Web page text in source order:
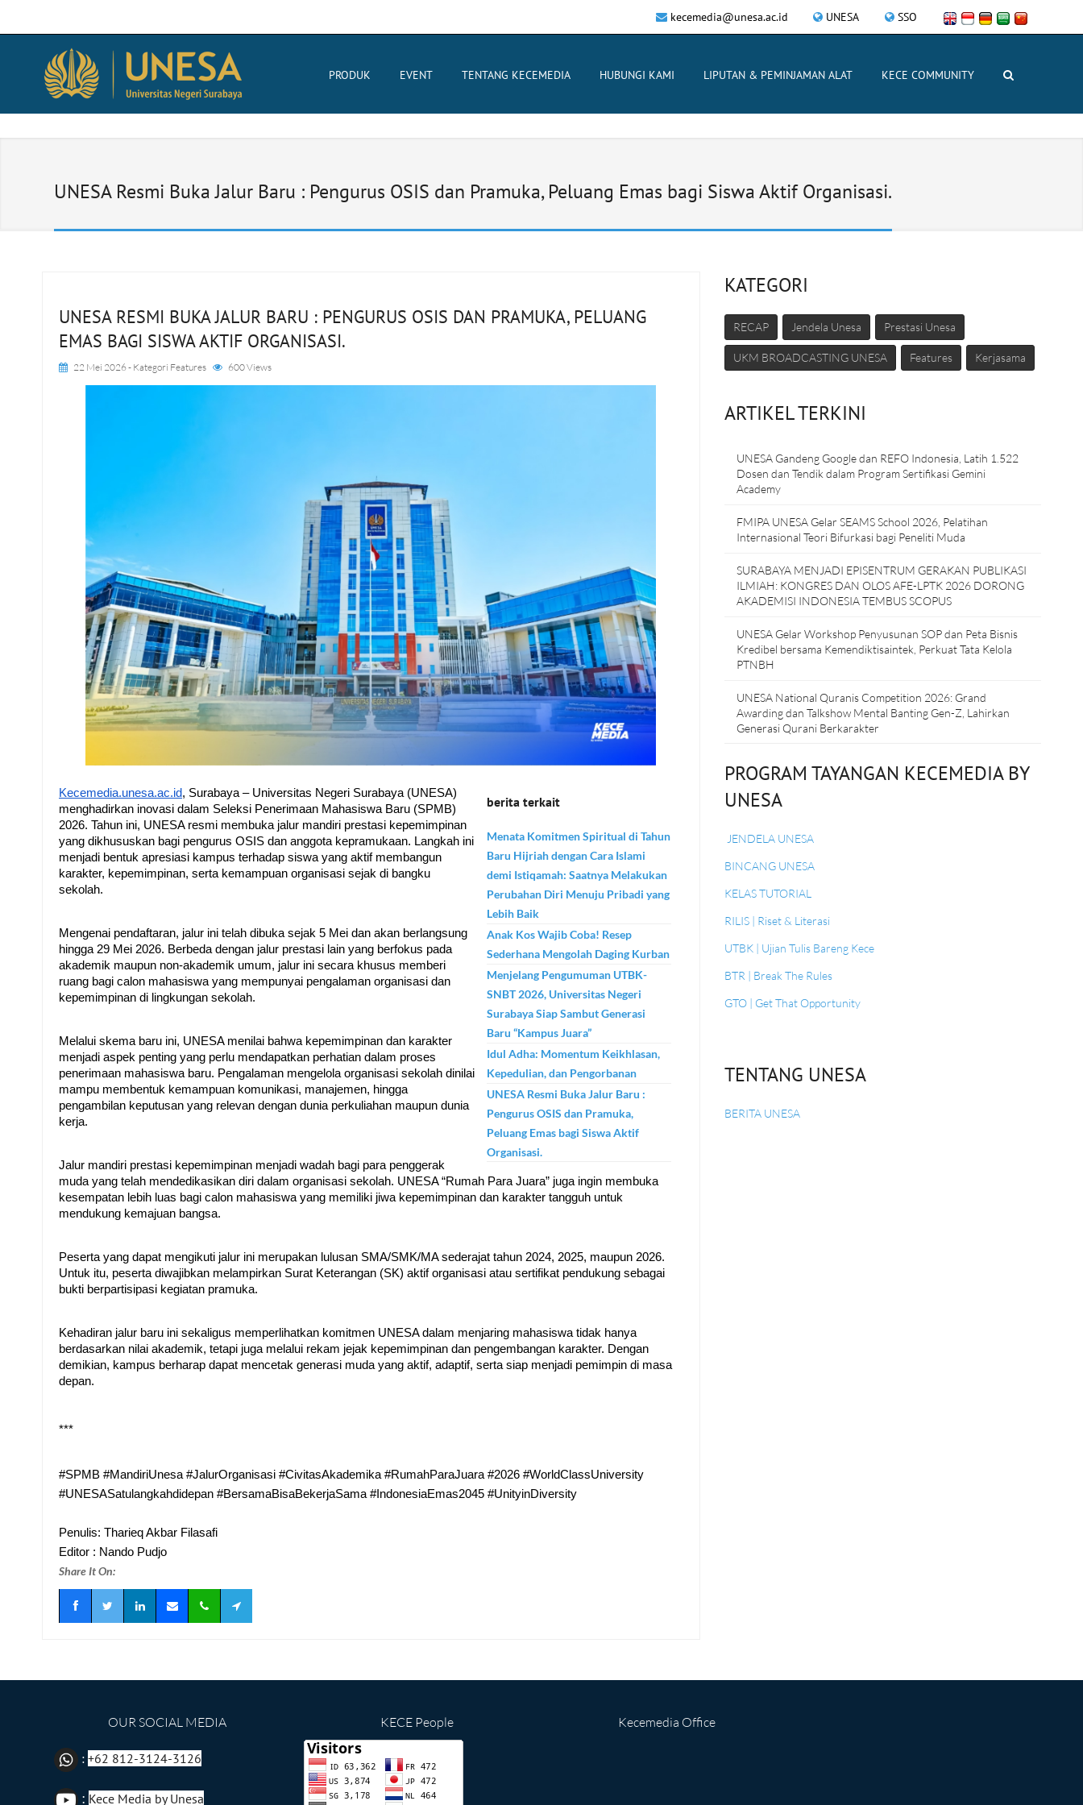
UNESA SSO
kecemedia@unesa.ac.id
PRODUK EVENT TENTANG KECEMEDIA HUBUNGI KAMI LIPUTAN & PEMINJAMAN ALAT KECE COMMUNITY
UNESA Resmi Buka Jalur Baru : Pengurus OSIS dan Pramuka, Peluang Emas bagi Siswa Aktif Organisasi.
UNESA RESMI BUKA JALUR BARU : PENGURUS OSIS DAN PRAMUKA, PELUANG
EMAS BAGI SISWA AKTIF ORGANISASI.
22 Mei 2026- Kategori Features 600 Views
berita terkait
Menata Komitmen Spiritual di Tahun
Baru Hijriah dengan Cara Islami
demi Istiqamah: Saatnya Melakukan
Perubahan Diri Menuju Pribadi yang
Lebih Baik
Anak Kos Wajib Coba! Resep
Sederhana Mengolah Daging Kurban
Menjelang Pengumuman UTBK-
SNBT 2026, Universitas Negeri
Surabaya Siap Sambut Generasi
Baru “Kampus Juara”
Idul Adha: Momentum Keikhlasan,
Kepedulian, dan Pengorbanan
UNESA Resmi Buka Jalur Baru :
Pengurus OSIS dan Pramuka,
Peluang Emas bagi Siswa Aktif
Organisasi.
Kecemedia.unesa.ac.id, Surabaya – Universitas Negeri Surabaya (UNESA)
menghadirkan inovasi dalam Seleksi Penerimaan Mahasiswa Baru (SPMB)
2026. Tahun ini, UNESA resmi membuka jalur mandiri prestasi kepemimpinan
yang dikhususkan bagi pengurus OSIS dan anggota kepramukaan. Langkah ini
menjadi bentuk apresiasi kampus terhadap siswa yang aktif membangun
karakter, kepemimpinan, serta kemampuan organisasi sejak di bangku
sekolah.
Mengenai pendaftaran, jalur ini telah dibuka sejak 5 Mei dan akan berlangsung
hingga 29 Mei 2026. Berbeda dengan jalur prestasi lain yang berfokus pada
akademik maupun non-akademik umum, jalur ini secara khusus memberi
ruang bagi calon mahasiswa yang mempunyai pengalaman organisasi dan
kepemimpinan di lingkungan sekolah.
Melalui skema baru ini, UNESA menilai bahwa kepemimpinan dan karakter
menjadi aspek penting yang perlu mendapatkan perhatian dalam proses
penerimaan mahasiswa baru. Pengalaman mengelola organisasi sekolah dinilai
mampu membentuk kemampuan komunikasi, manajemen, hingga
pengambilan keputusan yang relevan dengan dunia perkuliahan maupun dunia
kerja.
Jalur mandiri prestasi kepemimpinan menjadi wadah bagi para penggerak
muda yang telah mendedikasikan diri dalam organisasi sekolah. UNESA “Rumah Para Juara” juga ingin membuka
kesempatan lebih luas bagi calon mahasiswa yang memiliki jiwa kepemimpinan dan karakter tangguh untuk
mendukung kemajuan bangsa.
Peserta yang dapat mengikuti jalur ini merupakan lulusan SMA/SMK/MA sederajat tahun 2024, 2025, maupun 2026.
Untuk itu, peserta diwajibkan melampirkan Surat Keterangan (SK) aktif organisasi atau sertifikat pendukung sebagai
bukti berpartisipasi kegiatan pramuka.
Kehadiran jalur baru ini sekaligus memperlihatkan komitmen UNESA dalam menjaring mahasiswa tidak hanya
berdasarkan nilai akademik, tetapi juga melalui rekam jejak kepemimpinan dan pengembangan karakter. Dengan
demikian, kampus berharap dapat mencetak generasi muda yang aktif, adaptif, serta siap menjadi pemimpin di masa
depan.
***
#SPMB #MandiriUnesa #JalurOrganisasi #CivitasAkademika #RumahParaJuara #2026 #WorldClassUniversity
#UNESASatulangkahdidepan #BersamaBisaBekerjaSama #IndonesiaEmas2045 #UnityinDiversity
Penulis: Tharieq Akbar Filasafi
Editor : Nando Pudjo
Share It On:
KATEGORI
RECAP Jendela Unesa Prestasi Unesa
UKM BROADCASTING UNESA Features Kerjasama
ARTIKEL TERKINI
UNESA Gandeng Google dan REFO Indonesia, Latih 1.522
Dosen dan Tendik dalam Program Sertifikasi Gemini
Academy
FMIPA UNESA Gelar SEAMS School 2026, Pelatihan
Internasional Teori Bifurkasi bagi Peneliti Muda
SURABAYA MENJADI EPISENTRUM GERAKAN PUBLIKASI
ILMIAH: KONGRES DAN OLOS AFE-LPTK 2026 DORONG
AKADEMISI INDONESIA TEMBUS SCOPUS
UNESA Gelar Workshop Penyusunan SOP dan Peta Bisnis
Kredibel bersama Kemendiktisaintek, Perkuat Tata Kelola
PTNBH
UNESA National Quranis Competition 2026: Grand
Awarding dan Talkshow Mental Banting Gen-Z, Lahirkan
Generasi Qurani Berkarakter
PROGRAM TAYANGAN KECEMEDIA BY
UNESA
JENDELA UNESA
BINCANG UNESA
KELAS TUTORIAL
RILIS | Riset & Literasi
UTBK | Ujian Tulis Bareng Kece
BTR | Break The Rules
GTO | Get That Opportunity
TENTANG UNESA
BERITA UNESA
OUR SOCIAL MEDIA
:+62 812-3124-3126
: Kece Media by Unesa
KECE People Kecemedia Office